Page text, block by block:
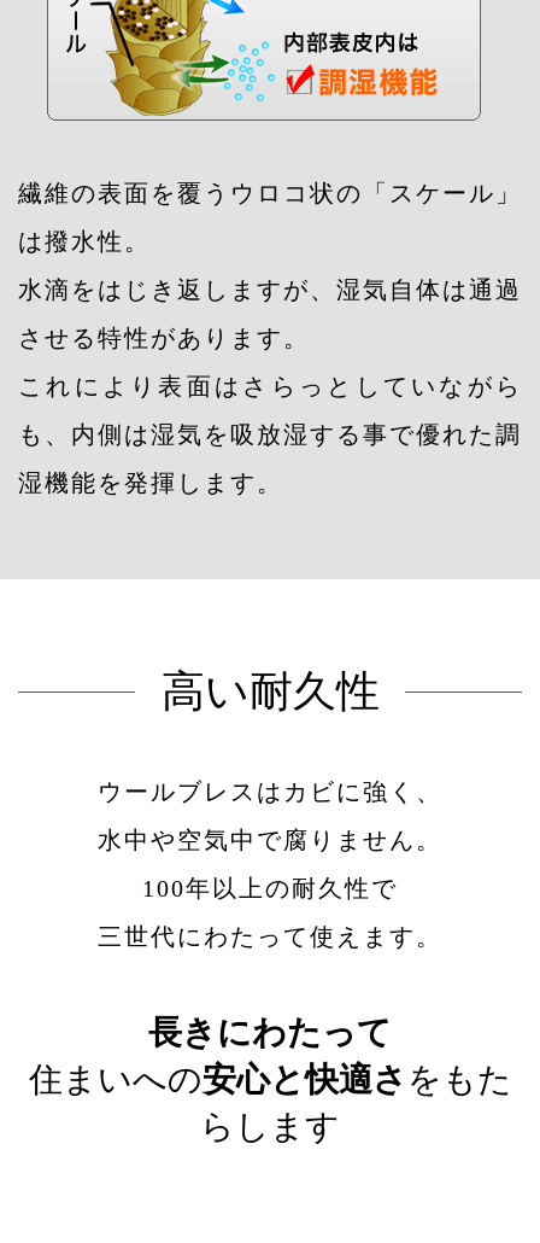
繊維の表面を覆うウロコ状の「スケール」
は撥水性。
水滴をはじき返しますが、湿気自体は通過
させる特性があります。
これにより表面はさらっとしていながら
も、内側は湿気を吸放湿する事で優れた調
湿機能を発揮します。
高い耐久性
ウールブレスはカビに強く、
水中や空気中で腐りません。
100年以上の耐久性で
三世代にわたって使えます。
長きにわたって
住まいへの安心と快適さ をもた
らします